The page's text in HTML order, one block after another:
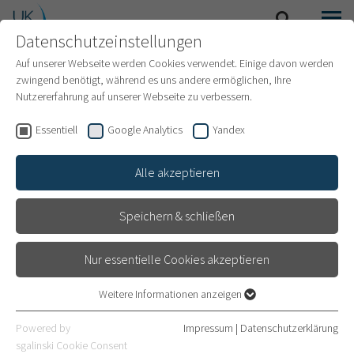
INTERNATIONAL PATIENTS
Endoprothetik
Datenschutzeinstellungen
Auf unserer Webseite werden Cookies verwendet. Einige davon werden
zwingend benötigt, während es uns andere ermöglichen, Ihre
Nutzererfahrung auf unserer Webseite zu verbessern.
Essentiell Google Analytics Yandex
Alle akzeptieren
Speichern & schließen
Nur essentielle Cookies akzeptieren
Essentielle Cookies werden für grundlegende Funktionen der
Webseite benötigt. Dadurch ist gewährleistet, dass die Webseite
Weitere Informationen anzeigen
Powered by
sgalinski Cookie Consent
Impressum | Datenschutzerklärung